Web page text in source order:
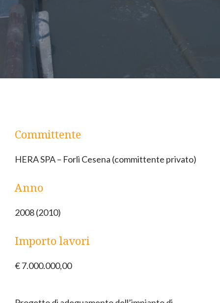
Committente
HERA SPA – Forlì Cesena (committente privato)
Anno
2008 (2010)
Importo lavori
€ 7.000.000,00